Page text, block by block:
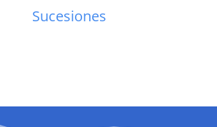
Sucesiones